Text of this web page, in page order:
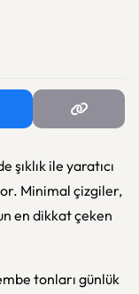
şıklık ile yaratıcı
Minimal çizgiler,
en dikkat çeken
tonları günlük